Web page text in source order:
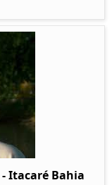
Itacaré Bahia